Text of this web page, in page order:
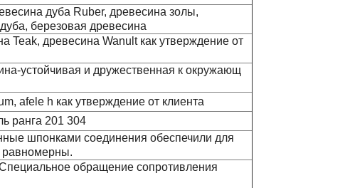
дуба Ruber, древесина золы,
березовая древесина
Teak, древесина Wanult как утверждение от
устойчивая и дружественная к окружающ
afele h как утверждение от клиента
ранга 201 304
шпонками соединения обеспечили для
равномерны.
обращение сопротивления